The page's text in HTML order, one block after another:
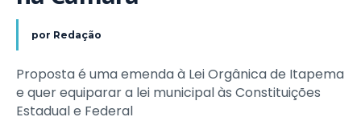
por Redação
Proposta é uma emenda à Lei Orgânica de Itapema
e quer equiparar a lei municipal às Constituições
Estadual e Federal